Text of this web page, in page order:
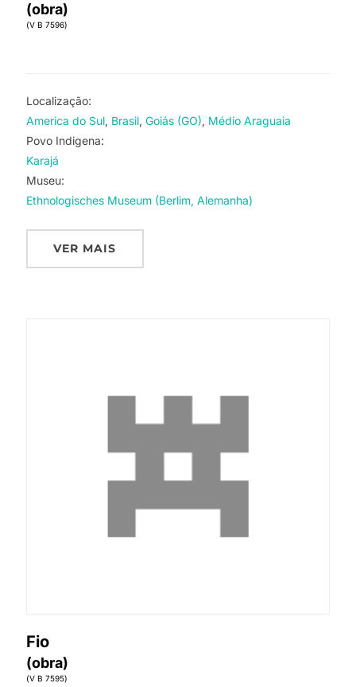
(obra)
(V B 7596)
Localização:
America do Sul Brasil Goiás (GO) Médio Araguaia
Povo Indigena:
Karajá
Museu:
Ethnologisches Museum (Berlim, Alemanha)
VER MAIS
Fio
(obra)
(V B 7595)